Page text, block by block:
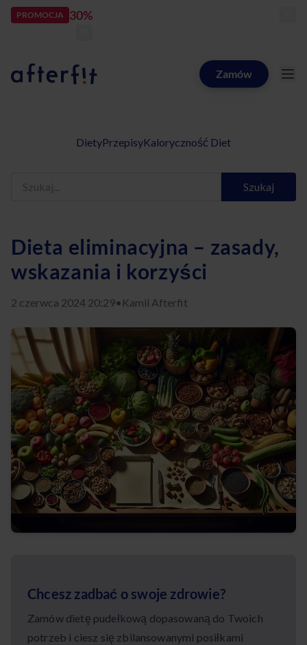
PROMOCJA 30%
Catering dietetyczny AfterfitZamów
DietyPrzepisyKaloryczność Diet
Szukaj
Dieta eliminacyjna – zasady,
wskazania i korzyści
2 czerwca 2024 20:29• Kamil Afterfit
Chcesz zadbać o swoje zdrowie?
Zamów dietę pudełkową dopasowaną do Twoich
potrzeb i ciesz się zbilansowanymi posiłkami